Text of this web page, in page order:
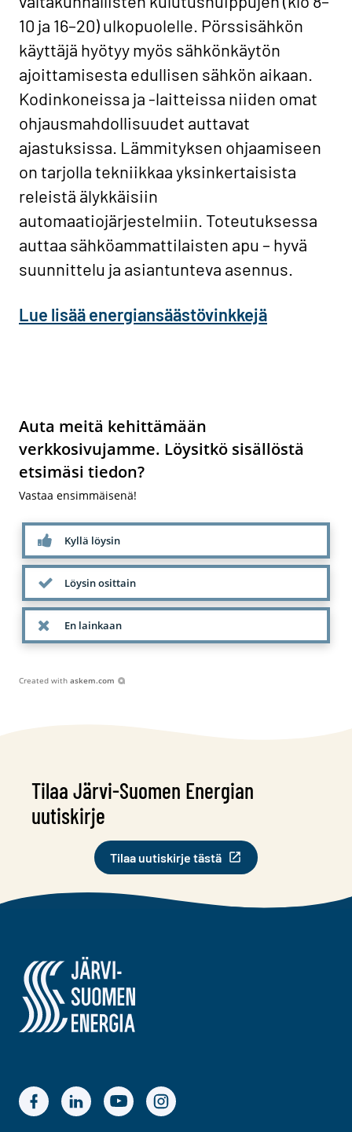
10 ja 16–20) ulkopuolelle. Pörssisähkön
käyttäjä hyötyy myös sähkönkäytön
ajoittamisesta edullisen sähkön aikaan.
Kodinkoneissa ja -laitteissa niiden omat
ohjausmahdollisuudet auttavat
ajastuksissa. Lämmityksen ohjaamiseen
on tarjolla tekniikkaa yksinkertaisista
releistä älykkäisiin
automaatiojärjestelmiin. Toteutuksessa
auttaa sähköammattilaisten apu – hyvä
suunnittelu ja asiantunteva asennus.
Lue lisää energiansäästövinkkejä
Auta meitä kehittämään
verkkosivujamme. Löysitkö sisällöstä
etsimäsi tiedon?
Vastaa ensimmäisenä!
Kyllä löysin
Löysin osittain
En lainkaan
Created with askem.com
Tilaa Järvi-Suomen Energian
uutiskirje
Tilaa uutiskirje tästä
Järvi-Suomen Energia
Järvi-Suomen Energian Facebook
Järvi-Suomen Energian LinkedIn
Järvi-Suomen Energian YouTube
Järvi-Suomen Energian Instagram